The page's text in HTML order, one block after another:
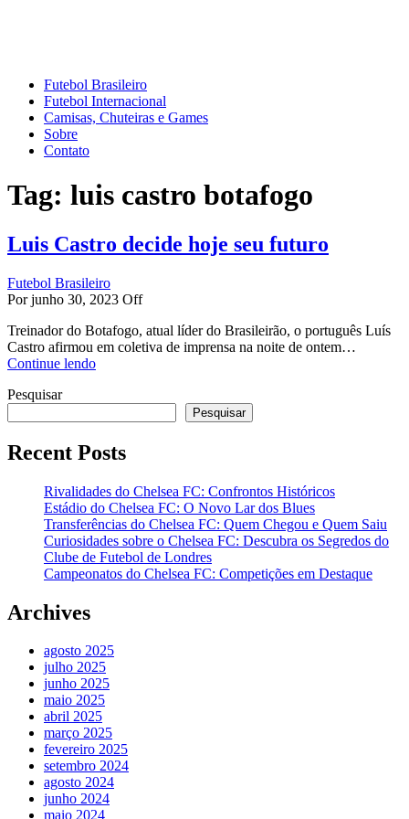
Futebol Brasileiro
Futebol Internacional
Camisas, Chuteiras e Games
Sobre
Contato
Tag: luis castro botafogo
Luis Castro decide hoje seu futuro
Futebol Brasileiro
Por junho 30, 2023 Off
Treinador do Botafogo, atual líder do Brasileirão, o português Luís
Castro afirmou em coletiva de imprensa na noite de ontem…
Continue lendo
Pesquisar
Pesquisar
Recent Posts
Rivalidades do Chelsea FC: Confrontos Históricos
Estádio do Chelsea FC: O Novo Lar dos Blues
Transferências do Chelsea FC: Quem Chegou e Quem Saiu
Curiosidades sobre o Chelsea FC: Descubra os Segredos do
Clube de Futebol de Londres
Campeonatos do Chelsea FC: Competições em Destaque
Archives
agosto 2025
julho 2025
junho 2025
maio 2025
abril 2025
março 2025
fevereiro 2025
setembro 2024
agosto 2024
junho 2024
maio 2024